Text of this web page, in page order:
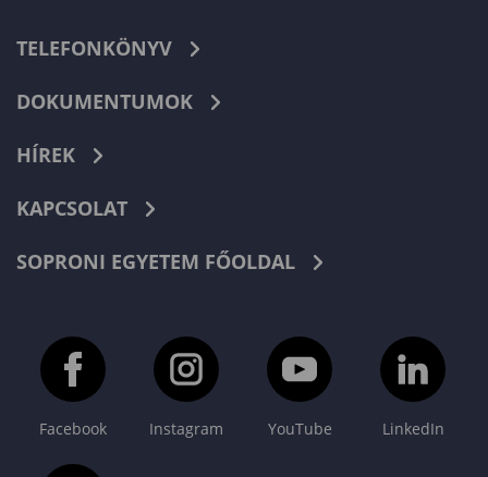
TELEFONKÖNYV
DOKUMENTUMOK
HÍREK
KAPCSOLAT
SOPRONI EGYETEM FŐOLDAL
Facebook Instagram YouTube LinkedIn